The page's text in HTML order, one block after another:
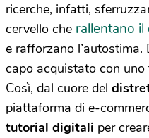
ricerche, infatti,
cervello che rallentano
e rafforzano l’autostima.
capo acquistato con
Così, dal cuore del
piattaforma di e-
tutorial digitali per